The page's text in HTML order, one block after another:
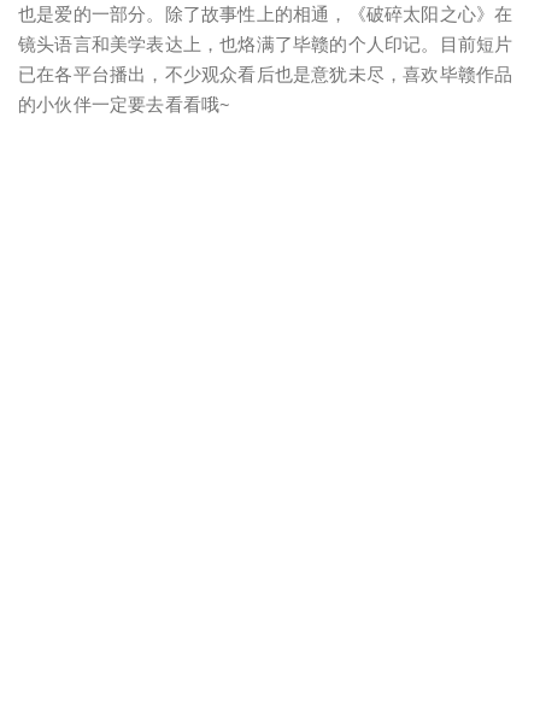
也是爱的一部分。除了故事性上的相通，《破碎太阳之心》在
镜头语言和美学表达上，也烙满了毕赣的个人印记。目前短片
已在各平台播出，不少观众看后也是意犹未尽，喜欢毕赣作品
的小伙伴一定要去看看哦~